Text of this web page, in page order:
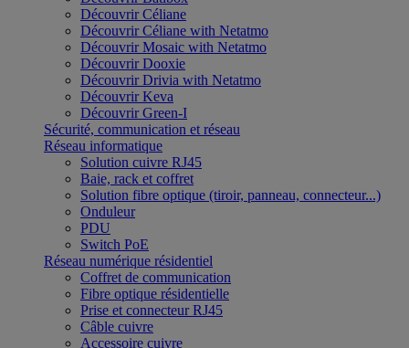
Découvrir Céliane
Découvrir Céliane with Netatmo
Découvrir Mosaic with Netatmo
Découvrir Dooxie
Découvrir Drivia with Netatmo
Découvrir Keva
Découvrir Green-I
Sécurité, communication et réseau
Réseau informatique
Solution cuivre RJ45
Baie, rack et coffret
Solution fibre optique (tiroir, panneau, connecteur...)
Onduleur
PDU
Switch PoE
Réseau numérique résidentiel
Coffret de communication
Fibre optique résidentielle
Prise et connecteur RJ45
Câble cuivre
Accessoire cuivre